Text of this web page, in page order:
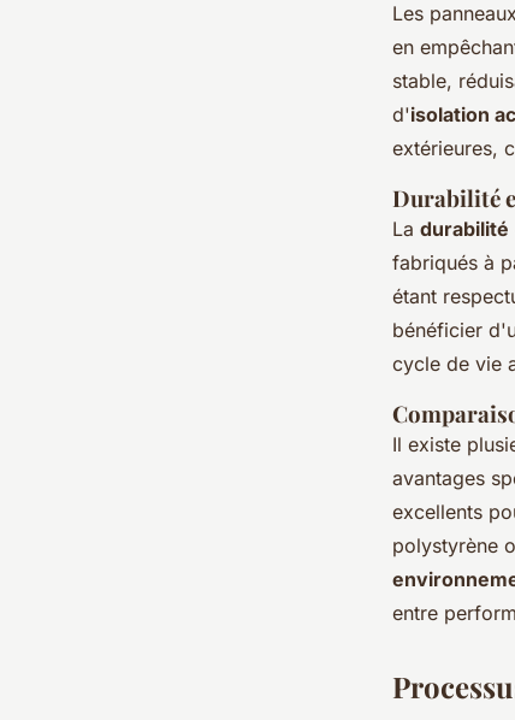
Les
en
stable,
d'isolation
extérieures,
Durabilité
La durabilité
fabriqués à
étant
bénéficier
cycle de vie
Il existe
avantages
excellents
polystyrène
entre